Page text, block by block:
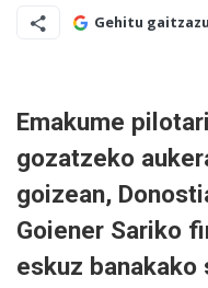
Gehitu
Emakume
gozatzeko
goizean,
Goiener Sariko
eskuz